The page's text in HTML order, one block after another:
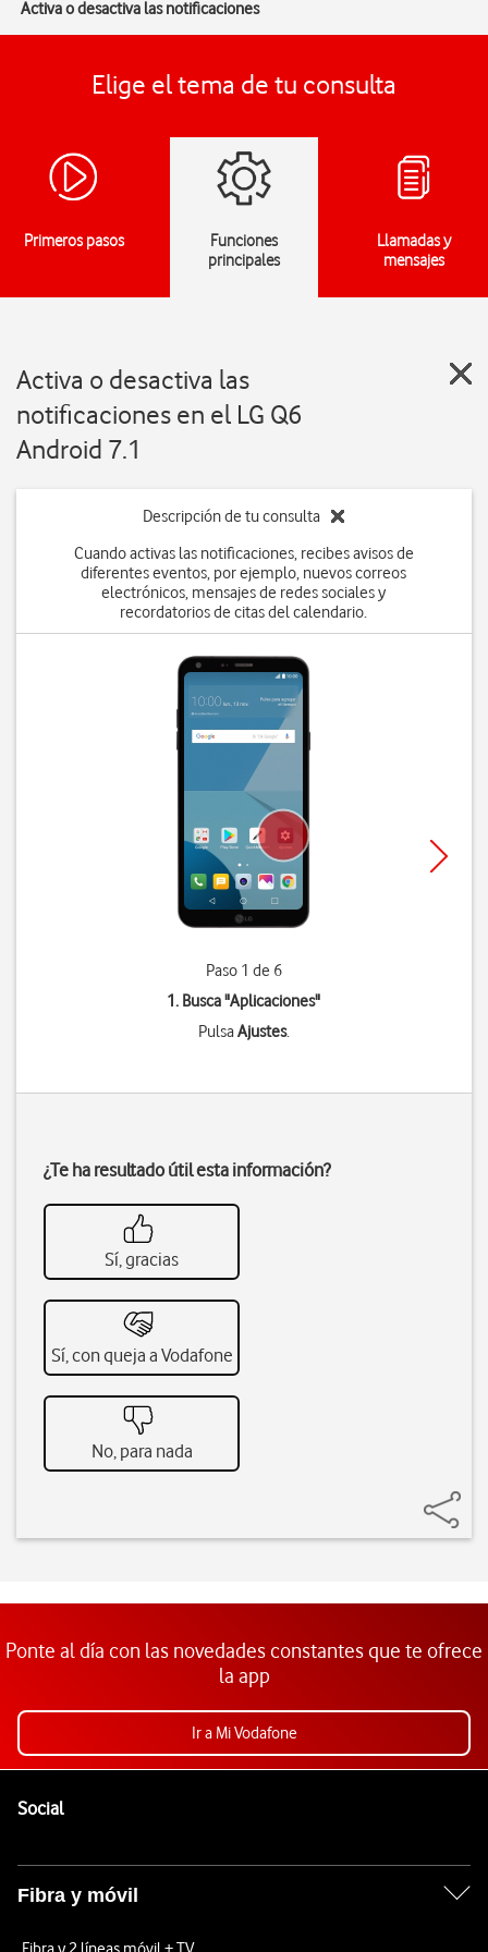
Activa o desactiva las notificaciones
Elige el tema de tu consulta
Primeros pasos
Funciones
principales
Llamadas y
mensajes
Activa o desactiva las
notificaciones en el LG Q6
Android 7.1
Descripción de tu consulta
Cuando activas las notificaciones, recibes avisos de
diferentes eventos, por ejemplo, nuevos correos
electrónicos, mensajes de redes sociales y
recordatorios de citas del calendario.
Paso 1 de 6
1. Busca "Aplicaciones"
PulsaAjustes.
¿Te ha resultado útil esta información?
Sí, gracias
Sí, con queja a Vodafone
No, para nada
Ponte al día con las novedades constantes que te ofrece
la app
Ir a Mi Vodafone
SocialEnlaces a las redes sociales de Vodafone
Fibra y móvil